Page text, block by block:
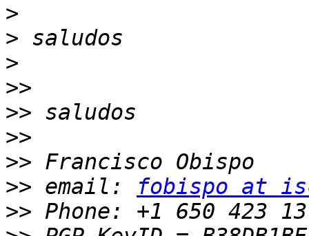
>
>
>
>>
>>
>>
>>
>> email:
fobispo at
>>